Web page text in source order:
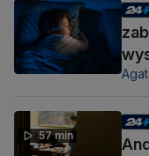
57 min